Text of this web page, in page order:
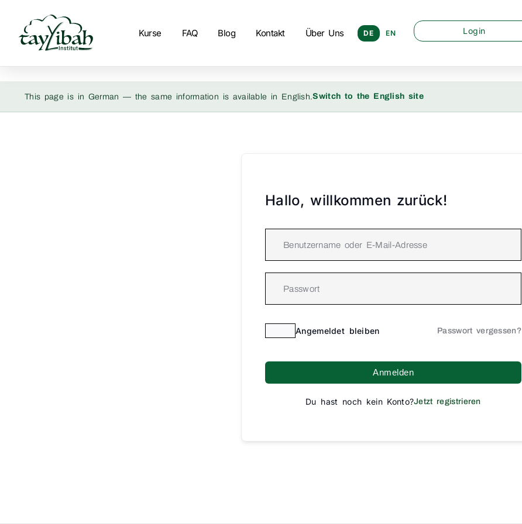
Kurse FAQ Blog Kontakt Über Uns DE EN Login
This page is in German — the same information is available in English.Switch to the English site
Hallo, willkommen zurück!
Angemeldet bleiben Passwort vergessen?
Anmelden
Du hast noch kein Konto?Jetzt registrieren